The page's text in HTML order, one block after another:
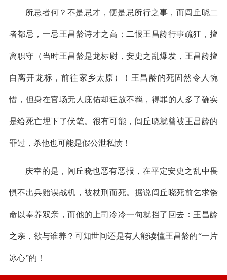
所忌者何？不是忌才，便是忌所行之事，而闾丘晓二
者都忌，一忌王昌龄诗才之高；二恨王昌龄行事疏狂，擅
离职守（当时王昌龄是龙标尉，安史之乱爆发，王昌龄擅
自离开龙标，前往家乡太原）！王昌龄的死固然令人惋
惜，但身在官场无人庇佑却狂放不羁，得罪的人多了确实
是给死亡埋下了伏笔。很有可能，闾丘晓就曾被王昌龄的
罪过，杀他也可能是假公泄私愤！
庆幸的是，闾丘晓也恶有恶报，在平定安史之乱中畏
惧不出兵贻误战机，被杖刑而死。据说闾丘晓死前乞求饶
命以奉养双亲，而他的上司冷冷一句就挡了回去：王昌龄
之亲，欲与谁养？可知世间还是有人能读懂王昌龄的“一片
冰心”的！